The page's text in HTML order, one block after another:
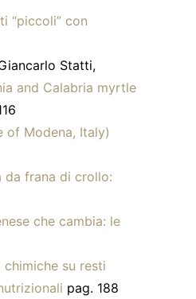
“piccoli” con
Statti,
and Calabria myrtle
of Modena, Italy)
da frana di crollo:
che cambia: le
chimiche su resti
pag. 188